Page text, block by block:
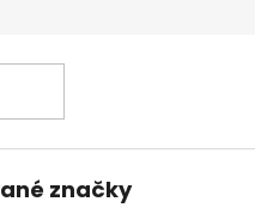
značky